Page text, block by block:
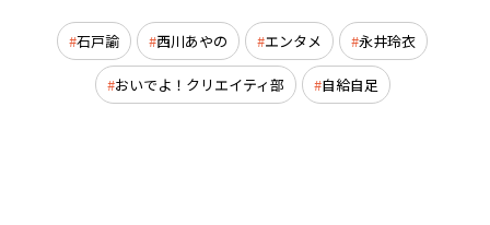
石戸諭 西川あやの エンタメ 永井玲衣
おいでよ！クリエイティ部 自給自足